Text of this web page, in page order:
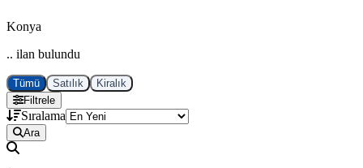
Konya
.. ilan bulundu
Tümü Satılık
Kiralık
Filtrele
Sıralama
Ara